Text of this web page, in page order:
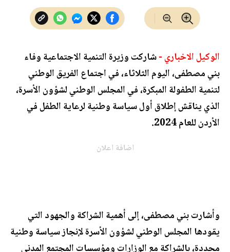
الوكيل الاخباري -شاركت وزيرة التنمية الاجتماعية وفاء
بني مصطفى، اليوم الثلاثاء، في اجتماع الفريق الوطني
لتنمية الطفولة المبكرة، في المجلس الوطني لشؤون الأسرة،
الذي يناقش إطلاق أول سياسة وطنية لرعاية الطفل في
الأردن للعام 2024.
اضافة اعلان
وأشارت بني مصطفى، إلى أهمية الشراكة والجهود التي
يقودها المجلس الوطني لشؤون الأسرة لإنجاز سياسة وطنية